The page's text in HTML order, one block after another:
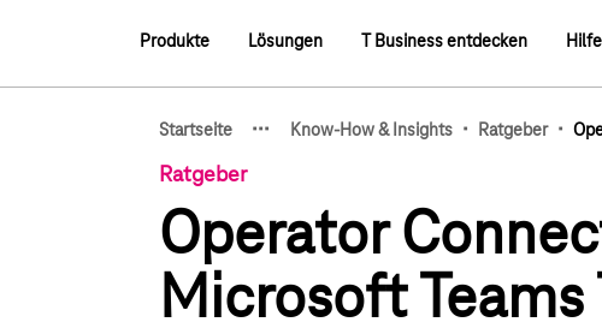
Hauptnavigation
Produkte Lösungen T Business entdecken
Startseite
Zeige verborgene Breadcrumb-
··· Know-How & Insights · Ratgeber ·
Ratgeber
Operator
Microsoft